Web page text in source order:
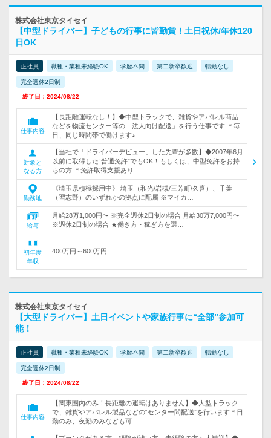
株式会社東京タイセイ
【中型ドライバー】子どもの行事に皆勤賞！土日祝休/年休120
日OK
正社員 職種・業種未経験OK 学歴不問 第二新卒歓迎 転勤なし
完全週休2日制
終了日：2024/08/22
仕事内容
【長距離運転なし！】◆中型トラックで、雑貨やアパレル商品
などを物流センター等の「法人向け配送」を行う仕事です ＊毎
日、同じ時間帯で働けます♪
対象と
なる方
【当社で「ドライバーデビュー」した先輩が多数】◆2007年6月
以前に取得した“普通免許”でもOK！もしくは、中型免許をお持
ちの方 ＊免許取得支援あり
勤務地
《埼玉県積極採用中》 埼玉（和光/岩槻/三芳町/久喜）、千葉
（習志野）のいずれかの拠点に配属 ※マイカ…
給与
月給28万1,000円〜 ※完全週休2日制の場合 月給30万7,000円〜
※週休2日制の場合 ★働き方・稼ぎ方を選…
初年度
年収
400万円～600万円
株式会社東京タイセイ
【大型ドライバー】土日イベントや家族行事に“全部”参加可
能！
正社員 職種・業種未経験OK 学歴不問 第二新卒歓迎 転勤なし
完全週休2日制
終了日：2024/08/22
仕事内容
【関東圏内のみ！長距離の運転はありません】◆大型トラック
で、雑貨やアパレル製品などの“センター間配送”を行います＊日
勤のみ、夜勤のみなども可